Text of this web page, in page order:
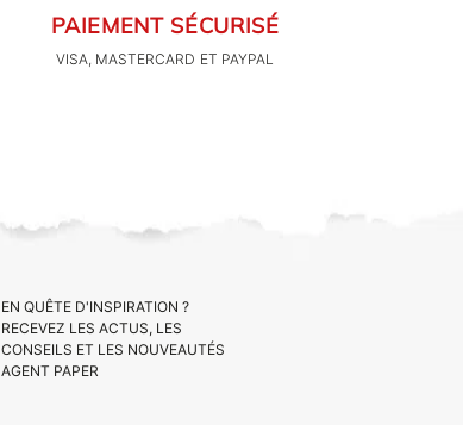
PAIEMENT SÉCURISÉ
VISA, MASTERCARD ET PAYPAL
EN QUÊTE D'INSPIRATION ?
RECEVEZ LES ACTUS, LES
CONSEILS ET LES NOUVEAUTÉS
AGENT PAPER